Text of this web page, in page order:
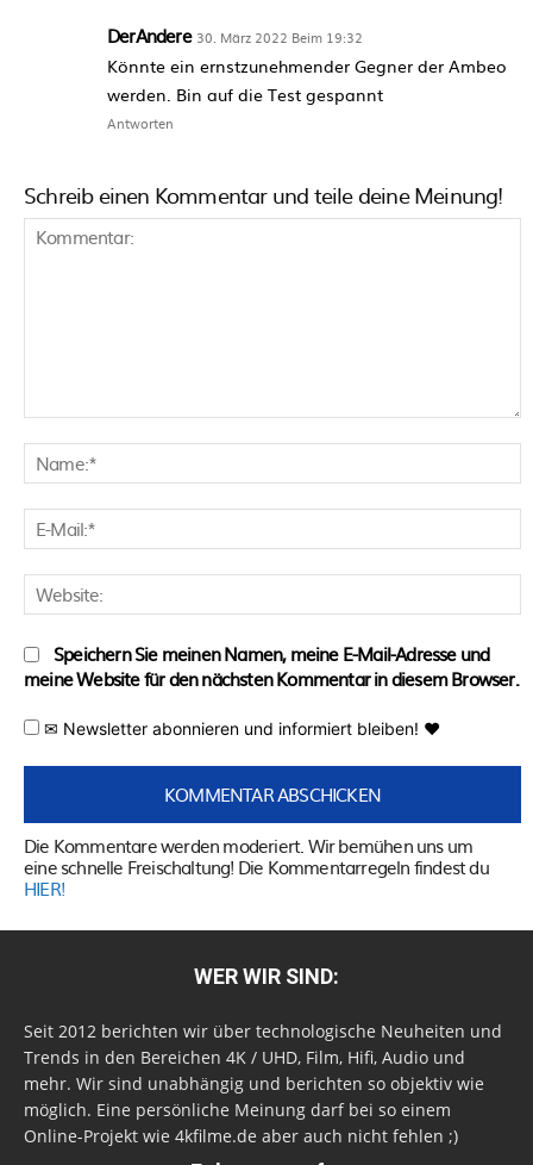
DerAndere 30. März 2022 Beim 19:32
Könnte ein ernstzunehmender Gegner der Ambeo
werden. Bin auf die Test gespannt
Antworten
Schreib einen Kommentar und teile deine Meinung!
Speichern Sie meinen Namen, meine E-Mail-Adresse und
meine Website für den nächsten Kommentar in diesem Browser.
✉ Newsletter abonnieren und informiert bleiben! ♥
Die Kommentare werden moderiert. Wir bemühen uns um
eine schnelle Freischaltung! Die Kommentarregeln findest du
HIER!
WER WIR SIND:
Seit 2012 berichten wir über technologische Neuheiten und
Trends in den Bereichen 4K / UHD, Film, Hifi, Audio und
mehr. Wir sind unabhängig und berichten so objektiv wie
möglich. Eine persönliche Meinung darf bei so einem
Online-Projekt wie 4kfilme.de aber auch nicht fehlen ;)